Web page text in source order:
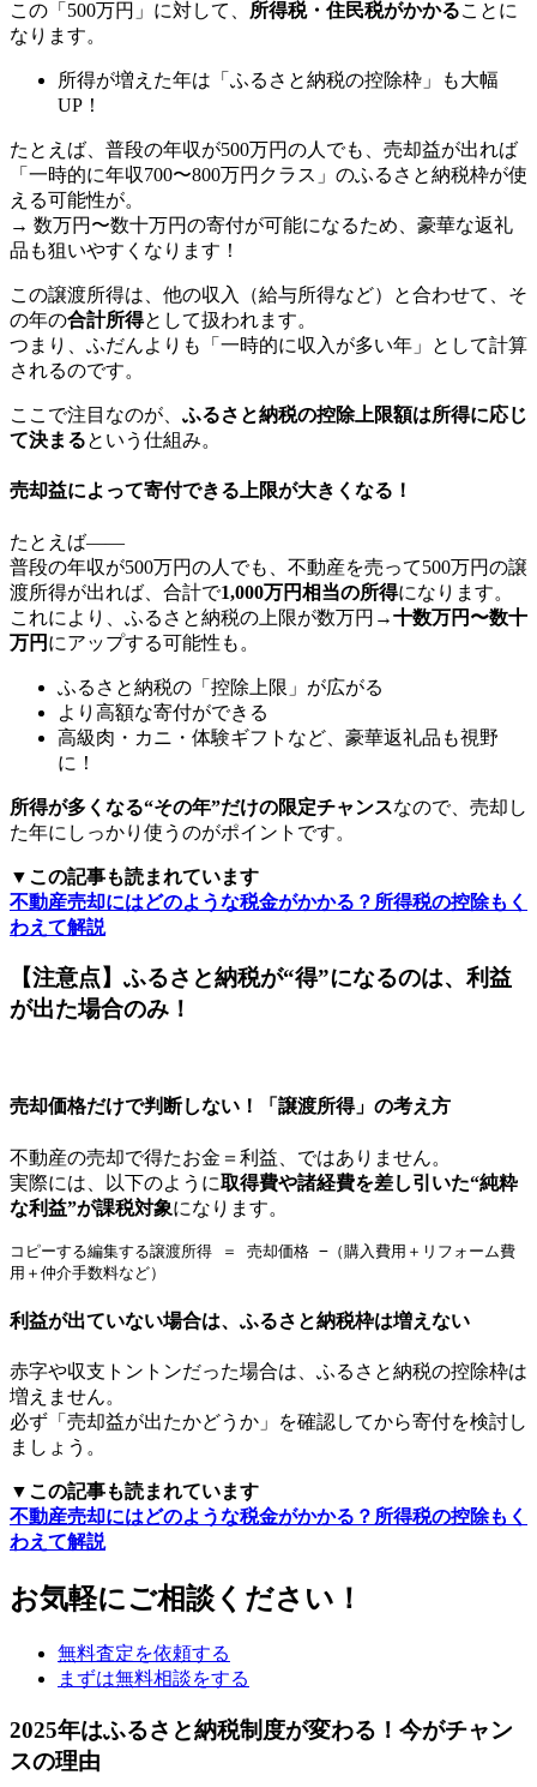
この「500万円」に対して、 所得税・住民税がかかることに
なります。
所得が増えた年は「ふるさと納税の控除枠」も大幅
UP！
たとえば、普段の年収が500万円の人でも、売却益が出れば
「一時的に年収700〜800万円クラス」のふるさと納税枠が使
える可能性が。
→ 数万円〜数十万円の寄付が可能になるため、豪華な返礼
品も狙いやすくなります！
この譲渡所得は、他の収入（給与所得など）と合わせて、そ
の年の合計所得として扱われます。
つまり、ふだんよりも「一時的に収入が多い年」として計算
されるのです。
ここで注目なのが、 ふるさと納税の控除上限額は所得に応じ
て決まるという仕組み。
売却益によって寄付できる上限が大きくなる！
たとえば――
普段の年収が500万円の人でも、不動産を売って500万円の譲
渡所得が出れば、合計で1,000万円相当の所得になります。
これにより、ふるさと納税の上限が数万円→十数万円〜数十
万円 にアップする可能性も。
ふるさと納税の「控除上限」が広がる
より高額な寄付ができる
高級肉・カニ・体験ギフトなど、豪華返礼品も視野
に！
所得が多くなる“その年”だけの限定チャンスなので、売却し
た年にしっかり使うのがポイントです。
▼この記事も読まれています
不動産売却にはどのような税金がかかる？所得税の控除もく
わえて解説
【注意点】ふるさと納税が“得”になるのは、利益
が出た場合のみ！
売却価格だけで判断しない！「譲渡所得」の考え方
不動産の売却で得たお金＝利益、ではありません。
実際には、以下のように取得費や諸経費を差し引いた“純粋
な利益”が課税対象になります。
コピーする編集する譲渡所得 ＝ 売却価格 −（購入費用＋リフォーム費
利益が出ていない場合は、ふるさと納税枠は増えない
赤字や収支トントンだった場合は、ふるさと納税の控除枠は
増えません。
必ず「売却益が出たかどうか」を確認してから寄付を検討し
ましょう。
▼この記事も読まれています
不動産売却にはどのような税金がかかる？所得税の控除もく
わえて解説
お気軽にご相談ください！
無料査定を依頼する
まずは無料相談をする
2025年はふるさと納税制度が変わる！今がチャン
スの理由